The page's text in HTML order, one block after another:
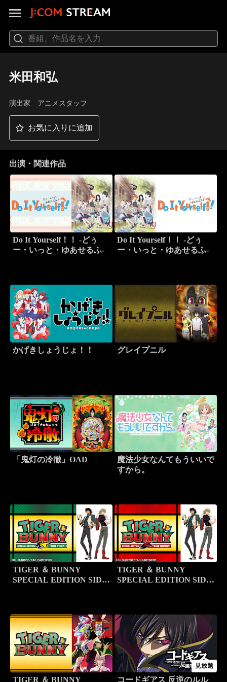
米田和弘
演出家 アニメスタッフ
お気に入りに追加
出演・関連作品
Do It Yourself！！ -どぅ
ー・いっと・ゆあせるふ-
Do It Yourself！！ -どぅ
ー・いっと・ゆあせるふ-
かげきしょうじょ！！ グレイプニル
「鬼灯の冷徹」OAD
魔法少女なんてもういいで
すから。
TIGER ＆ BUNNY
SPECIAL EDITION SIDE
TIGER ＆ BUNNY
SPECIAL EDITION SIDE
TIGER ＆ BUNNY
見放題
コードギアス 反逆のルル